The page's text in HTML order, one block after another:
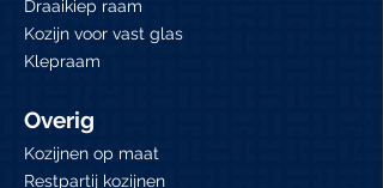
Draaikiep raam
Kozijn voor vast glas
Klepraam
Overig
Kozijnen op maat
Restpartij kozijnen